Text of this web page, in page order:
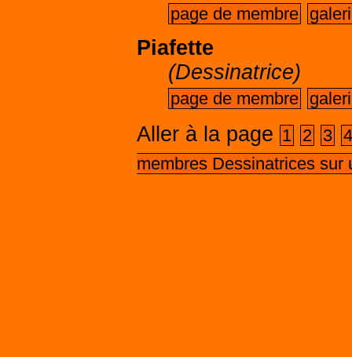
page de membre
Piafette
(Dessinatrice)
page de membre
Aller à la page 1 2 3
membres Dessinatrices sur